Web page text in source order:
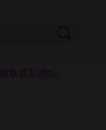
獲取最新網址